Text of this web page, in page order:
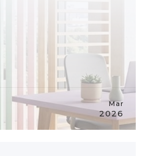
Mar
2026